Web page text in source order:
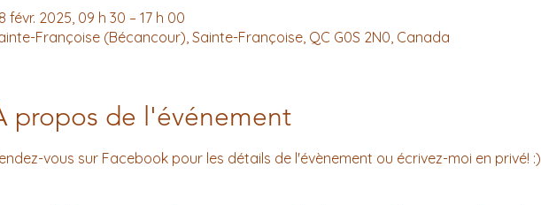
févr. 2025, 09 h 30 – 17 h 00
Françoise (Bécancour), Sainte-Françoise, QC G0S 2N0, Canada
propos de l'événement
vous sur Facebook pour les détails de l'évènement ou écrivez-moi en privé! :)